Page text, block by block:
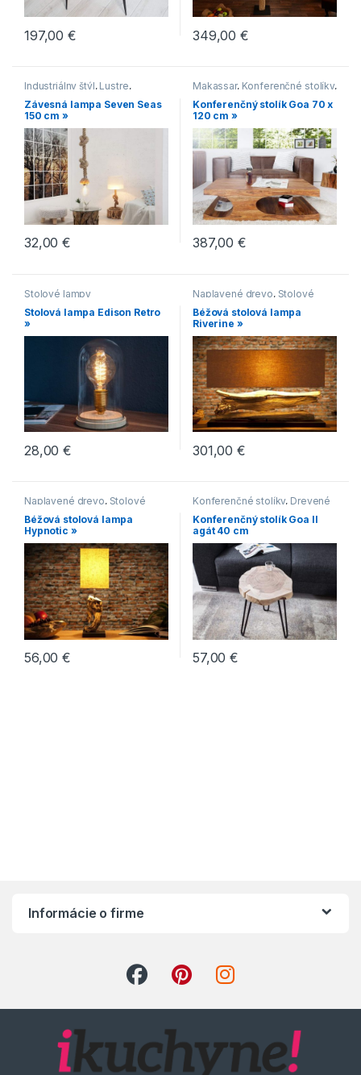
197,00€ 349,00€
Industriálny štýl, Lustre,
Moderný štýl,Naplavené
drevo
Závesná lampa Seven Seas
150 cm »
32,00€
Makassar, Konferenčné stolíky,
Drevené konferenčné stolíky,
Hranaté konferenčné stolíky
Konferenčné stolíky vo
vidieckom štýle
Konferenčný stolík Goa 70 x
120 cm »
387,00€
Stolové lampy
Stolová lampa Edison Retro
»
28,00€
Naplavené drevo, Stolové
lampy
Béžová stolová lampa
Riverine »
301,00€
Naplavené drevo, Stolové
lampy
Béžová stolová lampa
Hypnotic »
56,00€
Konferenčné stolíky, Drevené
konferenčné stolíky,Malé
konferenčné stolíky
konferenčné stolíky
Konferenčný stolík Goa II
agát 40 cm
57,00€
Informácie o firme